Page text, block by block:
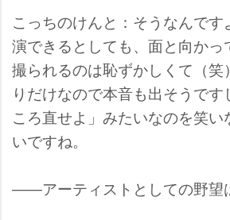
こっちのけんと：そうなんで
演できるとしても、面と向かっ
撮られるのは恥ずかしくて（笑
りだけなので本音も出そうです
ころ直せよ」みたいなのを笑い
いですね。
――アーティストとしての野望